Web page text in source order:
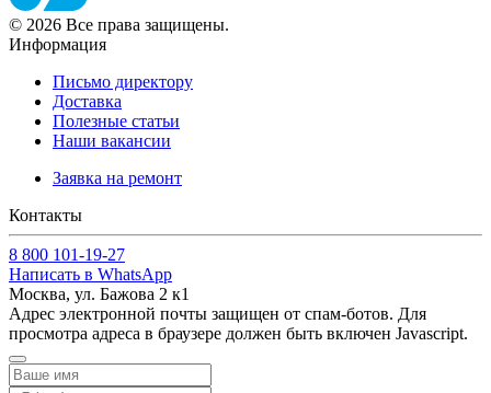
© 2026 Все права защищены.
Информация
Письмо директору
Доставка
Полезные статьи
Наши вакансии
Заявка на ремонт
Контакты
8 800 101-19-27
Написать в WhatsApp
Москва, ул. Бажова 2 к1
Адрес электронной почты защищен от спам-ботов. Для
просмотра адреса в браузере должен быть включен Javascript.